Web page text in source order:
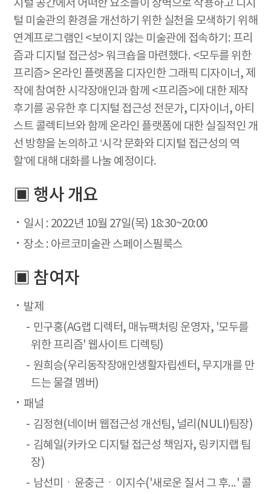
지털 공간에서 어떠한 요소들이 장벽으로 작용하고 디지
털 미술관의 환경을 개선하기 위한 실천을 모색하기 위해
연계프로그램인 <보이지 않는 미술관에 접속하기: 프리
즘과 디지털 접근성> 워크숍을 마련했다. <모두를 위한
프리즘> 온라인 플랫폼을 디자인한 그래픽 디자이너, 제
작에 참여한 시각장애인과 함께 <프리즘>에 대한 제작
후기를 공유한 후 디지털 접근성 전문가, 디자이너, 아티
스트 콜렉티브와 함께 온라인 플랫폼에 대한 실질적인 개
선 방향을 논의하고 ‘시각 문화와 디지털 접근성의 역
할’에 대해 대화를 나눌 예정이다.
▣ 행사 개요
일시 : 2022년 10월 27일(목) 18:30~20:00
장소 : 아르코미술관 스페이스필룩스
▣ 참여자
발제
민구홍(AG랩 디렉터, 매뉴팩처링 운영자, '모두를
위한 프리즘' 웹사이트 디렉팅)
원희승(우리동작장애인생활자립센터, 무지개를 만
드는 물결 멤버)
패널
김정현(네이버 웹접근성 개선팀, 널리(NULI)팀장)
김혜일(카카오 디지털 접근성 책임자, 링키지랩 팀
장)
남선미ㆍ윤충근ㆍ이지수('새로운 질서 그 후...' 콜